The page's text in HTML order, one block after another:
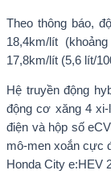
Theo thông báo,
18,4km/lít
17,8km/lít (5,6 lít/
Hệ truyền động
động cơ xăng 4
điện và hộp số
mô-men xoắn cực
Honda City e:HEV